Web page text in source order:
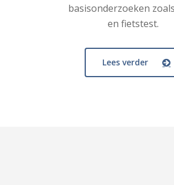
basisonderzoeken
en fietstest.
Lees verder